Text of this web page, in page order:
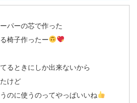
パーの芯で作った
椅子作ったー
るときにしか出来ないから
けど
のに使うのってやっぱいいね